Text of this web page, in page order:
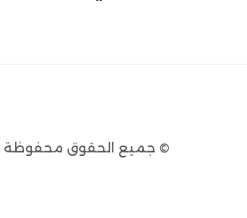
© جميع الحقوق محفوظة –